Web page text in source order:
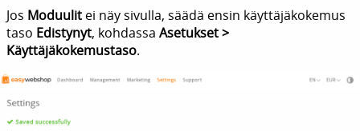
Jos Moduulit ei näy sivulla, säädä ensin käyttäjäkokemus
taso Edistynyt, kohdassa Asetukset >
Käyttäjäkokemustaso.